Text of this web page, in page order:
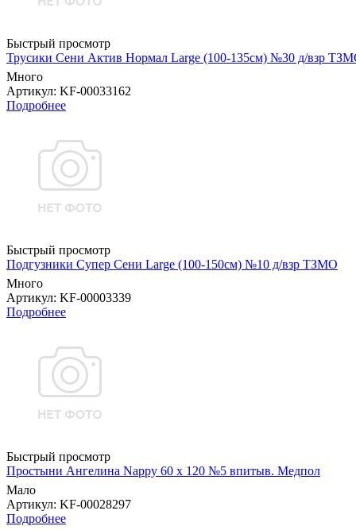
Быстрый просмотр
Трусики Сени Актив Нормал Large (100-135см) №30 д/взр
Много
Артикул: KF-00033162
Подробнее
Быстрый просмотр
Подгузники Супер Сени Large (100-150см) №10 д/взр ТЗМО
Много
Артикул: KF-00003339
Подробнее
Быстрый просмотр
Простыни Ангелина Nappy 60 х 120 №5 впитыв. Медпол
Мало
Артикул: KF-00028297
Подробнее